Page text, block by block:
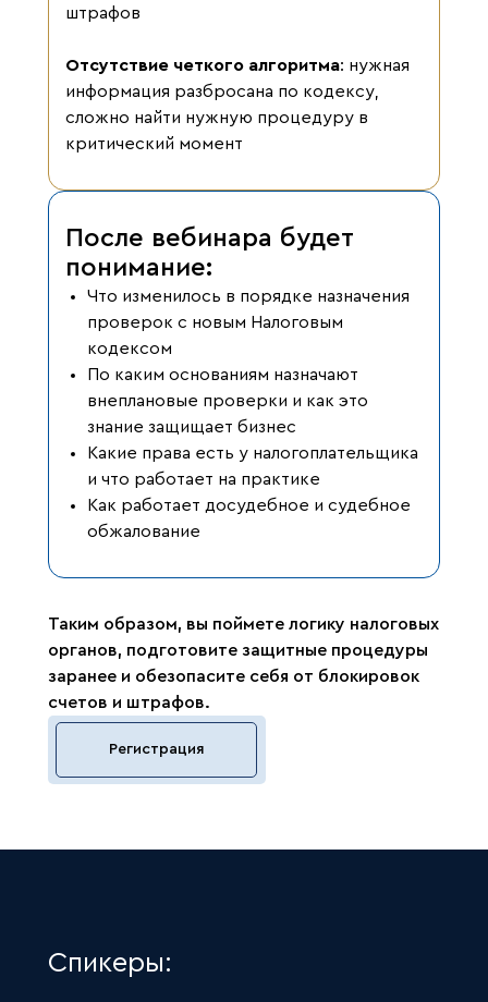
штрафов
Отсутствие четкого алгоритма: нужная
информация разбросана по кодексу,
сложно найти нужную процедуру в
критический момент
После вебинара будет
понимание:
Что изменилось в порядке назначения
проверок с новым Налоговым
кодексом
По каким основаниям назначают
внеплановые проверки и как это
знание защищает бизнес
Какие права есть у налогоплательщика
и что работает на практике
Как работает досудебное и судебное
обжалование
Таким образом, вы поймете логику налоговых
органов, подготовите защитные процедуры
заранее и обезопасите себя от блокировок
счетов и штрафов.
Регистрация
Спикеры: